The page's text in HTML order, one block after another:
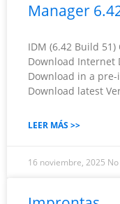
Manager
IDM (6.42 Build
Download Internet
Download in a
Download latest
LEER MÁS >>
16 noviembre, 2025